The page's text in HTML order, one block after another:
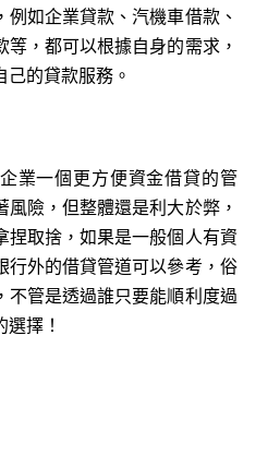
例如企業貸款、汽機車借款、
，都可以根據自身的需求，
的貸款服務。
業一個更方便資金借貸的管
險，但整體還是利大於弊，
捏取捨，如果是一般個人有資
行外的借貸管道可以參考，俗
不管是透過誰只要能順利度過
擇！